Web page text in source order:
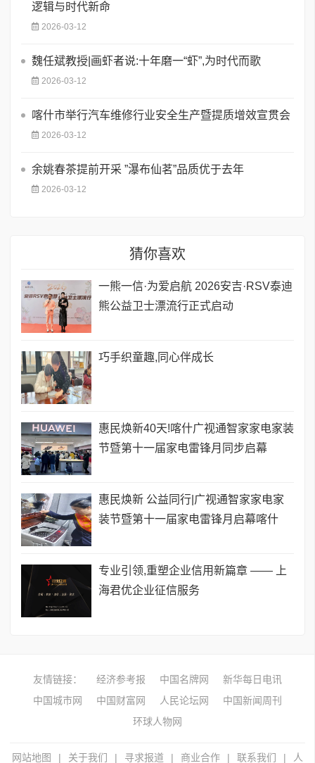
逻辑与时代新命
2026-03-12
魏任斌教授|画虾者说:十年磨一“虾”,为时代而歌
2026-03-12
喀什市举行汽车维修行业安全生产暨提质增效宣贯会
2026-03-12
余姚春茶提前开采 ”瀑布仙茗”品质优于去年
2026-03-12
猜你喜欢
一熊一信·为爱启航 2026安吉·RSV泰迪
熊公益卫士漂流行正式启动
巧手织童趣,同心伴成长
惠民焕新40天!喀什广视通智家家电家装
节暨第十一届家电雷锋月同步启幕
惠民焕新 公益同行|广视通智家家电家
装节暨第十一届家电雷锋月启幕喀什
专业引领,重塑企业信用新篇章 —— 上
海君优企业征信服务
友情链接： 经济参考报 中国名牌网
新华每日电讯
中国城市网
中国财富网 人民论坛网
中国新闻周刊
环球人物网
网站地图 | 关于我们 | 寻求报道 | 商业合作 | 联系我们 | 人